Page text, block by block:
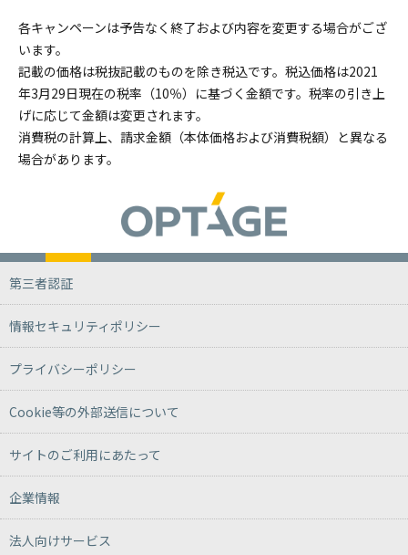
各キャンペーンは予告なく終了および内容を変更する場合がござ
います。
記載の価格は税抜記載のものを除き税込です。税込価格は2021
年3月29日現在の税率（10％）に基づく金額です。税率の引き上
げに応じて金額は変更されます。
消費税の計算上、請求金額（本体価格および消費税額）と異なる
場合があります。
第三者認証
情報セキュリティポリシー
プライバシーポリシー
Cookie等の外部送信について
サイトのご利用にあたって
企業情報
法人向けサービス